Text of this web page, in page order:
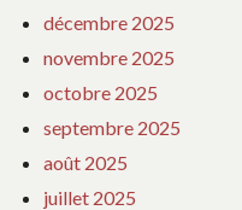
décembre 2025
novembre 2025
octobre 2025
septembre 2025
août 2025
juillet 2025